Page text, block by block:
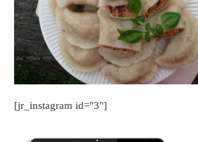
[jr_instagram id="3"]